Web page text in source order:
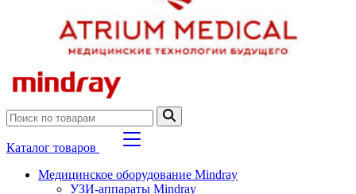
Каталог товаров
Медицинское оборудование Mindray
УЗИ-аппараты Mindray